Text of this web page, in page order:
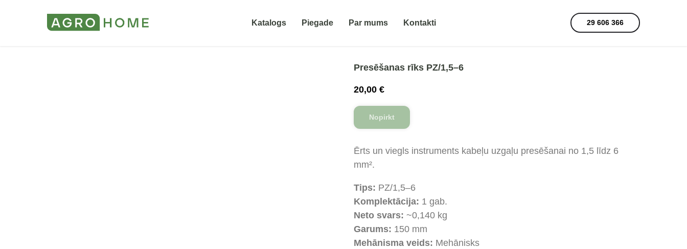
Katalogs Piegade Par mums Kontakti 29 606 366
Presēšanas rīks PZ/1,5–6
20,00 €
Nopirkt
Ērts un viegls instruments kabeļu uzgaļu presēšanai no 1,5 līdz 6
mm².
Tips: PZ/1,5–6
Komplektācija: 1 gab.
Neto svars: ~0,140 kg
Garums: 150 mm
Mehānisma veids: Mehānisks